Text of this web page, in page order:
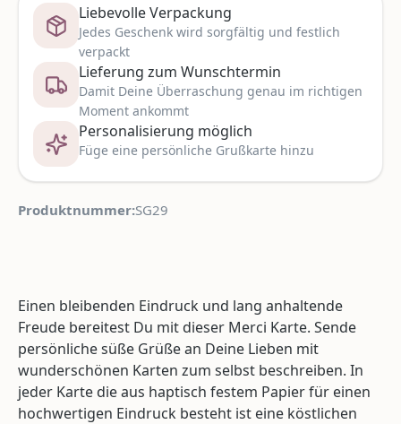
Liebevolle Verpackung
Jedes Geschenk wird sorgfältig und festlich
verpackt
Lieferung zum Wunschtermin
Damit Deine Überraschung genau im richtigen
Moment ankommt
Personalisierung möglich
Füge eine persönliche Grußkarte hinzu
Produktnummer:SG29
Einen bleibenden Eindruck und lang anhaltende
Freude bereitest Du mit dieser Merci Karte. Sende
persönliche süße Grüße an Deine Lieben mit
wunderschönen Karten zum selbst beschreiben. In
jeder Karte die aus haptisch festem Papier für einen
hochwertigen Eindruck besteht ist eine köstlichen